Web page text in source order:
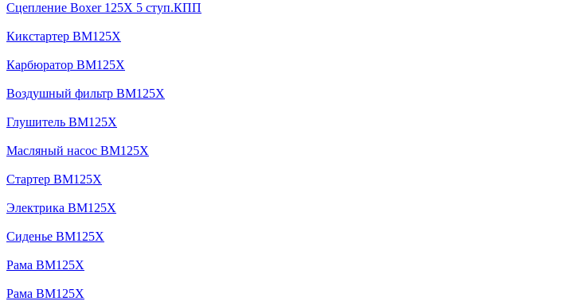
Сцепление Boxer 125X 5 ступ.КПП
Кикстартер BM125X
Карбюратор BM125X
Воздушный фильтр BM125X
Глушитель BM125X
Масляный насос BM125X
Стартер BM125X
Электрика BM125X
Сиденье BM125X
Рама BM125X
Рама BM125X